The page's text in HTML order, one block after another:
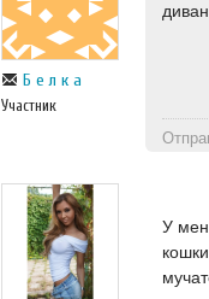
Б е л к а
Участник
У